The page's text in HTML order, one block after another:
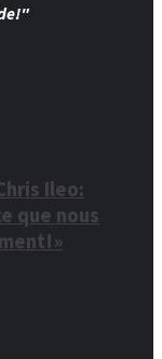
Ileo:
que nous